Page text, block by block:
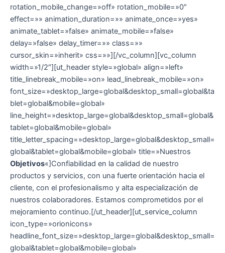
rotation_mobile_change=»off» rotation_mobile=»0″
effect=»» animation_duration=»» animate_once=»yes»
animate_tablet=»false» animate_mobile=»false»
delay=»false» delay_timer=»» class=»»
cursor_skin=»inherit» css=»»][/vc_column][vc_column
width=»1/2″][ut_header style=»global» align=»left»
title_linebreak_mobile=»on» lead_linebreak_mobile=»on»
font_size=»desktop_large=global&desktop_small=global&ta
blet=global&mobile=global»
line_height=»desktop_large=global&desktop_small=global&
tablet=global&mobile=global»
title_letter_spacing=»desktop_large=global&desktop_small=
global&tablet=global&mobile=global» title=»Nuestros
Objetivos«]Confiabilidad en la calidad de nuestro
productos y servicios, con una fuerte orientación hacia el
cliente, con el profesionalismo y alta especialización de
nuestros colaboradores. Estamos comprometidos por el
mejoramiento continuo.[/ut_header][ut_service_column
icon_type=»orionicons»
headline_font_size=»desktop_large=global&desktop_small=
global&tablet=global&mobile=global»